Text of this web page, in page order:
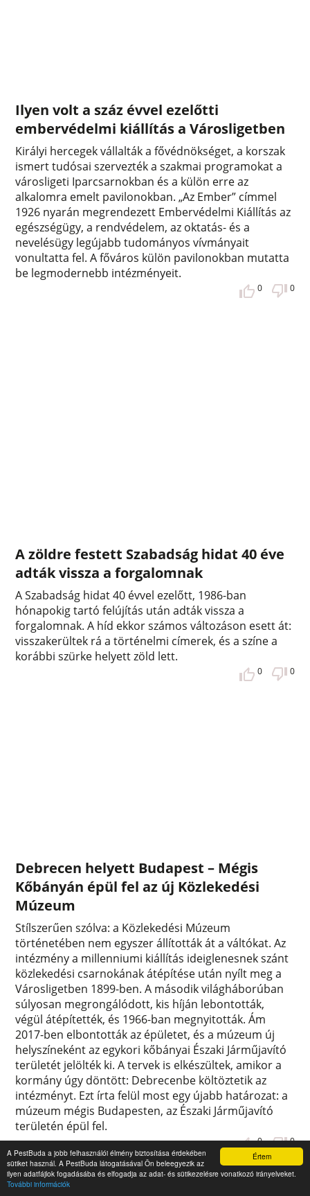
Értem
A PestBuda a jobb felhasználói élmény biztosítása érdekében
sütiket használ. A PestBuda látogatásával Ön beleegyezik az
ilyen adatfájlok fogadásába és elfogadja az adat- és sütikezelésre vonatkozó irányelveket.
További információk
Ilyen volt a száz évvel ezelőtti
embervédelmi kiállítás a Városligetben
Királyi hercegek vállalták a fővédnökséget, a korszak
ismert tudósai szervezték a szakmai programokat a
városligeti Iparcsarnokban és a külön erre az
alkalomra emelt pavilonokban. „Az Ember” címmel
1926 nyarán megrendezett Embervédelmi Kiállítás az
egészségügy, a rendvédelem, az oktatás- és a
nevelésügy legújabb tudományos vívmányait
vonultatta fel. A főváros külön pavilonokban mutatta
be legmodernebb intézményeit.
0 0
A zöldre festett Szabadság hidat 40 éve
adták vissza a forgalomnak
A Szabadság hidat 40 évvel ezelőtt, 1986-ban
hónapokig tartó felújítás után adták vissza a
forgalomnak. A híd ekkor számos változáson esett át:
visszakerültek rá a történelmi címerek, és a színe a
korábbi szürke helyett zöld lett.
0 0
Debrecen helyett Budapest – Mégis
Kőbányán épül fel az új Közlekedési
Múzeum
Stílszerűen szólva: a Közlekedési Múzeum
történetében nem egyszer állították át a váltókat. Az
intézmény a millenniumi kiállítás ideiglenesnek szánt
közlekedési csarnokának átépítése után nyílt meg a
Városligetben 1899-ben. A második világháborúban
súlyosan megrongálódott, kis híján lebontották,
végül átépítették, és 1966-ban megnyitották. Ám
2017-ben elbontották az épületet, és a múzeum új
helyszíneként az egykori kőbányai Északi Járműjavító
területét jelölték ki. A tervek is elkészültek, amikor a
kormány úgy döntött: Debrecenbe költöztetik az
intézményt. Ezt írta felül most egy újabb határozat: a
múzeum mégis Budapesten, az Északi Járműjavító
területén épül fel.
0 0